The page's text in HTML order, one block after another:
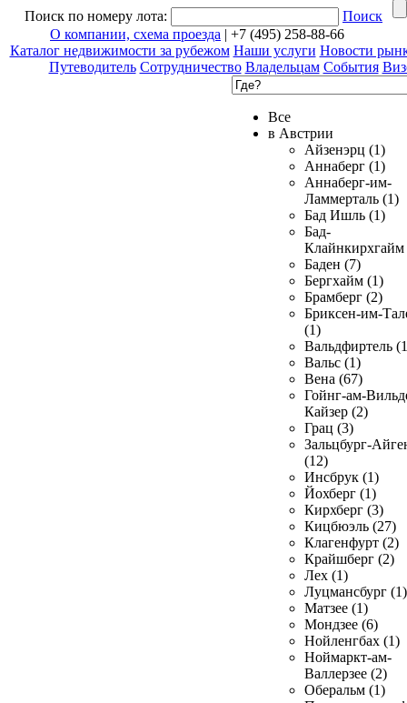
Поиск по номеру лота:
Поиск
О компании, схема проезда | +7 (495) 258-88-66
Каталог недвижимости за рубежом Наши услуги Новости
Путеводитель Сотрудничество Владельцам События
Все
в Австрии
Айзенэрц (1)
Аннаберг (1)
Аннаберг-им-
Ламмерталь (1)
Бад Ишль (1)
Бад-
Клайнкирхгайм
Баден (7)
Бергхайм (1)
Брамберг (2)
Бриксен-им-
(1)
Вальдфиртель
Вальс (1)
Вена (67)
Гойнг-ам-
Кайзер (2)
Грац (3)
Зальцбург-
(12)
Инсбрук (1)
Йохберг (1)
Кирхберг (3)
Кицбюэль (27)
Клагенфурт (2)
Крайшберг (2)
Лех (1)
Луцмансбург (1)
Матзее (1)
Мондзее (6)
Нойленгбах (1)
Ноймаркт-ам-
Валлерзее (2)
Оберальм (1)